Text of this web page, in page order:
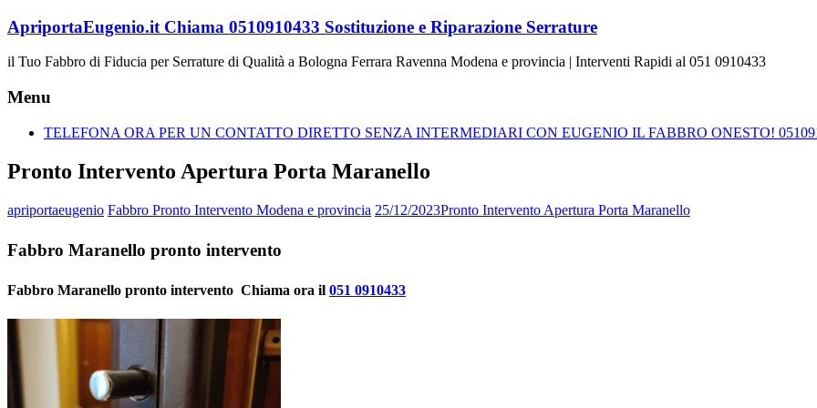
Vai
contenuto
ApriportaEugenio.it Chiama 0510910433 Sostituzione e Riparazione Serrature
il Tuo Fabbro di Fiducia per Serrature di Qualità a Bologna Ferrara Ravenna Modena e provincia | Interventi Rapidi al 051 0910433
Menu
TELEFONA ORA PER UN CONTATTO DIRETTO SENZA INTERMEDIARI CON EUGENIO IL FABBRO ONESTO!
Pronto Intervento Apertura Porta Maranello
apriportaeugenio Fabbro Pronto Intervento Modena e provincia 25/12/2023Pronto Intervento Apertura Porta Maranello
Fabbro Maranello pronto intervento
Fabbro Maranello pronto intervento  Chiama ora il 051 0910433